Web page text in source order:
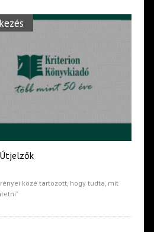
közé tartozott, hogy tudta, mit